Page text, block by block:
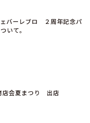
バーレブロ ２周年記念パ
いて。
会夏まつり 出店